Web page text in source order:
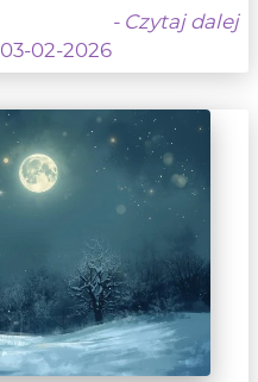
- Czytaj dalej
03-02-2026